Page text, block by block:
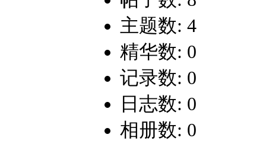
主题数: 4
精华数: 0
记录数: 0
日志数: 0
相册数: 0